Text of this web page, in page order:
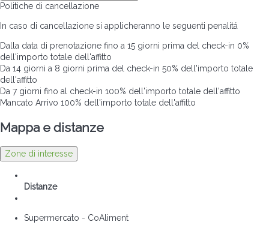
Politiche di cancellazione
In caso di cancellazione si applicheranno le seguenti penalitá
Dalla data di prenotazione fino a 15 giorni prima del check-in 0%
dell'importo totale dell'affitto
Da 14 giorni a 8 giorni prima del check-in 50% dell'importo totale
dell'affitto
Da 7 giorni fino al check-in 100% dell'importo totale dell'affitto
Mancato Arrivo 100% dell'importo totale dell'affitto
Mappa e distanze
Zone di interesse
Distanze
Supermercato - CoAliment